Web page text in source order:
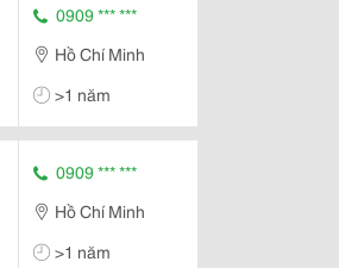
0909 *** ***
Hồ Chí Minh
>1 năm
0909 *** ***
Hồ Chí Minh
>1 năm